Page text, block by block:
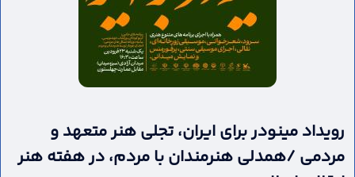
رویداد مینودر برای ایران، تجلی هنر متعهد و
مردمی /همدلی هنرمندان با مردم، در هفته هنر